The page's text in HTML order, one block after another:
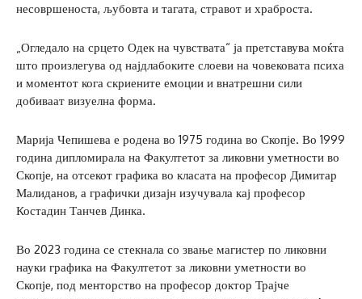
несовршеноста, љубовта и тагата, стравот и храброста.
„Огледало на срцето Одек на чувствата“ ја претставува моќта
што произлегува од најдлабоките слоеви на човековата психа
и моментот кога скриените емоции и внатрешни сили
добиваат визуелна форма.
Марија Чепишева е родена во 1975 година во Скопје. Во 1999
година дипломирала на Факултетот за ликовни уметности во
Скопје, на отсекот графика во класата на професор Димитар
Малиданов, а графички дизајн изучувала кај професор
Костадин Танчев Динка.
Во 2023 година се стекнала со звање магистер по ликовни
науки графика на Факултетот за ликовни уметности во
Скопје, под менторство на професор доктор Трајче